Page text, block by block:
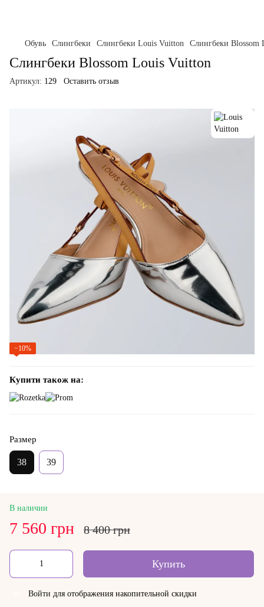
Обувь Слингбеки Слингбеки Louis Vuitton Слингбеки Blossom
Слингбеки Blossom Louis Vuitton
Артикул: 129 Оставить отзыв
−10%
Купити також на:
Размер
38 39
В наличии
7 560 грн 8 400 грн
Купить
Войти для отображения накопительной скидки